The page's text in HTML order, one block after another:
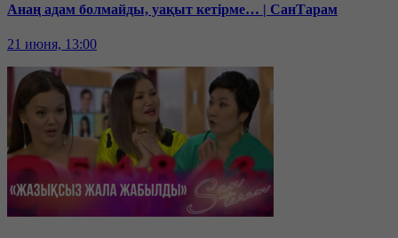
Анаң адам болмайды, уақыт кетірме… | СанТарам
21 июня, 13:00